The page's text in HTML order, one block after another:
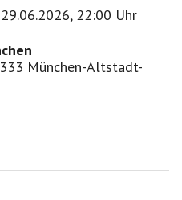
- sehr langsam - Nr. 7 -
spielend
- Masque galante -
22:00 Uhr
München-Altstadt-